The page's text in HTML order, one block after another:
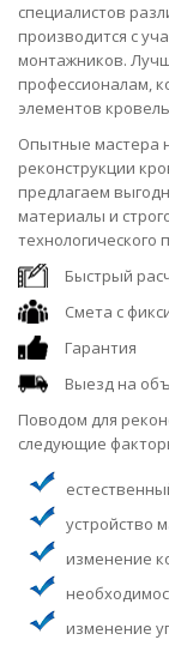
специалистов
производится с
монтажников.
профессионалам,
элементов
Опытные мастера
реконструкции
предлагаем
материалы и
технологического
Быстрый
Смета с
Гарантия
Выезд на
Поводом для
следующие
устройство
изменение
изменение